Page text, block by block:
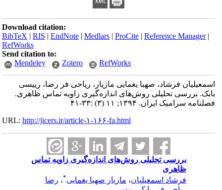
Download citation:
BibTeX |RIS |EndNote |Medlars |ProCite |Reference Manager
RefWorks
Send citation to:
Mendeley
Zotero RefWorks
اسمعیلیان فرشاد، صهبا یغمایی مازیار، ریاحی فر رضا، رییسی
بابک. بررسی تحلیلی روش‌های اندازه‌گیری زاویه تماس ظاهری.
فصلنامه سرامیک ایران. ۱۳۹۴; ۱۱ (۳) :۳۳-۴۱
URL:http://jicers.ir/article-۱-۱۶۶-fa.html
بررسی تحلیلی روش‌های اندازه‌گیری زاویه تماس
ظاهری
فرشاد اسمعیلیان،مازیار صهبا یغمایی ،رضا